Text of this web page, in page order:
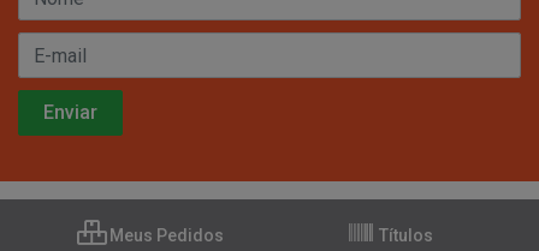
Meus Pedidos Títulos